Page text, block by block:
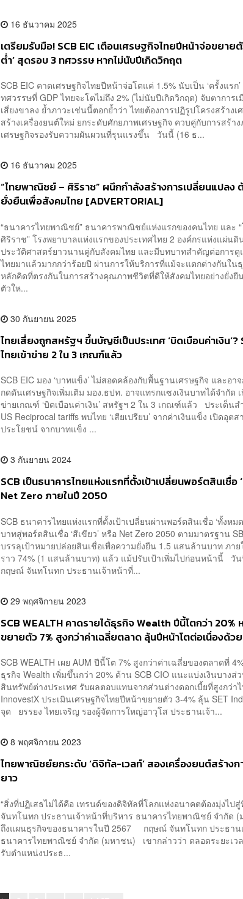
16 ธันวาคม 2025
เตรียมรับมือ! SCB EIC เตือนเศรษฐกิจไทยปีหน้าจ่อขยายตั
ต่ำ’ สุดรอบ 3 ทศวรรษ หากไม่นับปีเกิดวิกฤต
SCB EIC คาดเศรษฐกิจไทยปีหน้าจ่อโตแค่ 1.5% นับเป็น ‘ครั้งแรก
ทศวรรษที่ GDP ไทยจะโตไม่ถึง 2% (ไม่นับปีเกิดวิกฤต) จับตาการเ
เสี่ยงขาลง ย้ำภาวะเช่นนี้ตอกย้ำว่า ไทยต้องการปฏิรูปโครงสร้างเ
สร้างเครื่องยนต์ใหม่ ยกระดับศักยภาพเศรษฐกิจ ควบคู่กับการสร้า
เศรษฐกิจรองรับความผันผวนที่รุนแรงขึ้น วันนี้ (16 ธ...
16 ธันวาคม 2025
“ไทยพาณิชย์ – ศิริราช” ผนึกกำลังสร้างการเปลี่ยนแปลง
ยั่งยืนเพื่อสังคมไทย [ADVERTORIAL]
“ธนาคารไทยพาณิชย์” ธนาคารพาณิชย์แห่งแรกของคนไทย และ
ศิริราช” โรงพยาบาลแห่งแรกของประเทศไทย 2 องค์กรแห่งแผ่นดิ
ประวัติศาสตร์ยาวนานคู่กับสังคมไทย และมีบทบาทสำคัญต่อการ
ไทยมาแล้วมากกว่าร้อยปี ผ่านการให้บริการที่แม้จะแตกต่างกันใน
หลักคิดที่ตรงกันในการสร้างคุณภาพชีวิตที่ดีให้สังคมไทยอย่างยั่งยื
ตัวให...
30 กันยายน 2025
ไทยเสี่ยงถูกสหรัฐฯ ขึ้นบัญชีเป็นประเทศ ‘บิดเบือนค่าเงิน’?
ไทยเข้าข่าย 2 ใน 3 เกณฑ์แล้ว
SCB EIC มอง ‘บาทแข็ง’ ไม่สอดคล้องกับพื้นฐานเศรษฐกิจ และอา
กดดันเศรษฐกิจเพิ่มเติม มอง.ธปท. อาจแทรกแซงเงินบาทได้จำกัด
ข่ายเกณฑ์ ‘บิดเบือนค่าเงิน’ สหรัฐฯ 2 ใน 3 เกณฑ์แล้ว ประเด็
US Reciprocal tariffs พบไทย ‘เสียเปรียบ’ จากค่าเงินแข็ง เปิดอุต
ประโยชน์ จากบาทแข็ง ...
3 กันยายน 2024
SCB เป็นธนาคารไทยแห่งแรกที่ตั้งเป้าเปลี่ยนพอร์ตสินเชื่อ
Net Zero ภายในปี 2050
SCB ธนาคารไทยแห่งแรกที่ตั้งเป้าเปลี่ยนผ่านพอร์ตสินเชื่อ ‘ทั้งหม
บาทสู่พอร์ตสินเชื่อ ‘สีเขียว’ หรือ Net Zero 2050 ตามมาตรฐาน
บรรลุเป้าหมายปล่อยสินเชื่อเพื่อความยั่งยืน 1.5 แสนล้านบาท ภาย
ราว 74% (1 แสนล้านบาท) แล้ว แม้ปรับเป้าเพิ่มไปก่อนหน้านี้ วั
กฤษณ์ จันทโนทก ประธานเจ้าหน้าที่...
29 พฤศจิกายน 2023
SCB WEALTH คาดรายได้ธุรกิจ Wealth ปีนี้โตกว่า 20%
ขยายตัว 7% สูงกว่าค่าเฉลี่ยตลาด ลุ้นปีหน้าโตต่อเนื่องด้ว
SCB WEALTH เผย AUM ปีนี้โต 7% สูงกว่าค่าเฉลี่ยของตลาดที่
ธุรกิจ Wealth เพิ่มขึ้นกว่า 20% ด้าน SCB CIO แนะแบ่งเงินบางส่
สินทรัพย์ต่างประเทศ รับผลตอบแทนจากส่วนต่างดอกเบี้ยที่สูงกว่
InnovestX ประเมินเศรษฐกิจไทยปีหน้าขยายตัว 3-4% ลุ้น SET
จุด ยรรยง ไทยเจริญ รองผู้จัดการใหญ่อาวุโส ประธานเจ้า...
8 พฤศจิกายน 2023
ไทยพาณิชย์ยกระดับ ‘ดิจิทัล-เวลท์’ สองเครื่องยนต์สร้างก
ยาว
“สิ่งที่ปฏิเสธไม่ได้คือ เทรนด์ของดิจิทัลที่โลกแห่งอนาคตต้องมุ่งไป
จันทโนทก ประธานเจ้าหน้าที่บริหาร ธนาคารไทยพาณิชย์ จำกัด (
ถึงแผนธุรกิจของธนาคารในปี 2567 กฤษณ์ จันทโนทก ประธาน
ธนาคารไทยพาณิชย์ จำกัด (มหาชน) เขากล่าวว่า ตลอดระยะเว
รับตำแหน่งประธ...